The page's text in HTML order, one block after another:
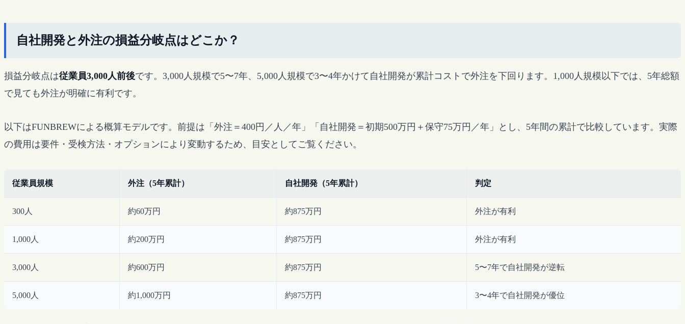
自社開発と外注の損益分岐点はどこか？
損益分岐点は従業員3,000人前後です。3,000人規模で5〜7年、5,000人規模で3〜4年かけて自社開発が累計コストで外注を下回ります。1,000人規模以下では、5年総額
で見ても外注が明確に有利です。
以下はFUNBREWによる概算モデルです。前提は「外注＝400円／人／年」「自社開発＝初期500万円＋保守75万円／年」とし、5年間の累計で比較しています。実際
の費用は要件・受検方法・オプションにより変動するため、目安としてご覧ください。
従業員規模 外注（5年累計） 自社開発（5年累計） 判定
300人 約60万円 約875万円 外注が有利
1,000人 約200万円 約875万円 外注が有利
3,000人 約600万円 約875万円 5〜7年で自社開発が逆転
5,000人 約1,000万円 約875万円 3〜4年で自社開発が優位